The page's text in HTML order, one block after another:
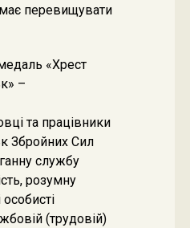
перевищувати
«Хрест
–
та працівники
Збройних Сил
службу
розумну
особисті
(трудовій)